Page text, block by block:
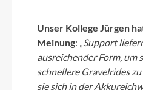
Unser Kollege Jürgen
Meinung: „Support
ausreichender Form, um
schnellere Gravelrides
sie sich in der